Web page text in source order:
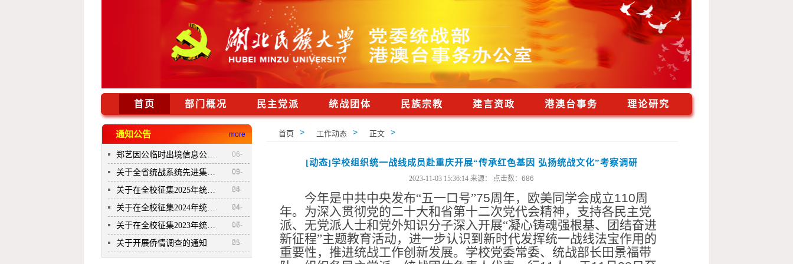
首页 部门概况 民主党派 统战团体 民族宗教 建言资政 港澳台事务 理论研究
通知公告 more
郑艺因公临时出境信息公开公示表 06-
09
关于全省统战系统先进集体和... 05-
26
关于在全校征集2025年统战理... 04-
24
关于在全校征集2024年统战理... 04-
17
关于在全校征集2023年统战理... 06-
21
关于开展侨情调查的通知 05-
12
首页 > 工作动态 > 正文 >
[动态]学校组织统一战线成员赴重庆开展“传承红色基因 弘扬统战文化”考察调研
2023-11-03 15:36:14 来源： 点击数： 686
今年是中共中央发布“五一口号”75周年，欧美同学会成立110周
年。为深入贯彻党的二十大和省第十二次党代会精神，支持各民主党
派、无党派人士和党外知识分子深入开展“凝心铸魂强根基、团结奋进
新征程”主题教育活动，进一步认识到新时代发挥统一战线法宝作用的
重要性，推进统战工作创新发展。学校党委常委、统战部长田景福带